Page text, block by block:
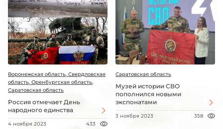
Воронежская область, Свердловская
область, Оренбургская область,
Саратовская область
Россия отмечает День
народного единства
4 ноября 2023 433
Саратовская область
Музей истории СВО
пополнился новыми
экспонатами
3 ноября 2023 358